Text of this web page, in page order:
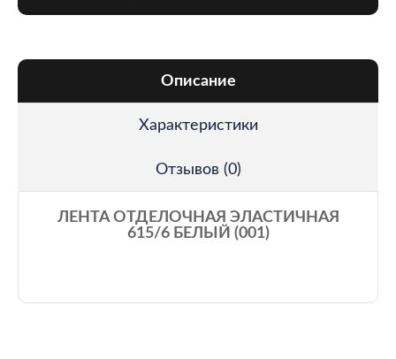
Описание
Характеристики
Отзывов (0)
ЛЕНТА ОТДЕЛОЧНАЯ ЭЛАСТИЧНАЯ
615/6 БЕЛЫЙ (001)